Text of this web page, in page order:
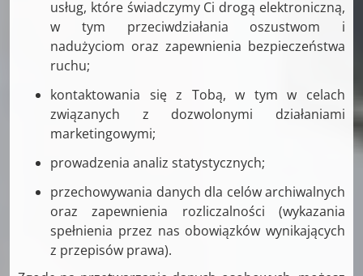
usług, które świadczymy Ci drogą elektroniczną,
w tym przeciwdziałania oszustwom i
nadużyciom oraz zapewnienia bezpieczeństwa
ruchu;
kontaktowania się z Tobą, w tym w celach
związanych z dozwolonymi działaniami
marketingowymi;
prowadzenia analiz statystycznych;
przechowywania danych dla celów archiwalnych
oraz zapewnienia rozliczalności (wykazania
spełnienia przez nas obowiązków wynikających
z przepisów prawa).